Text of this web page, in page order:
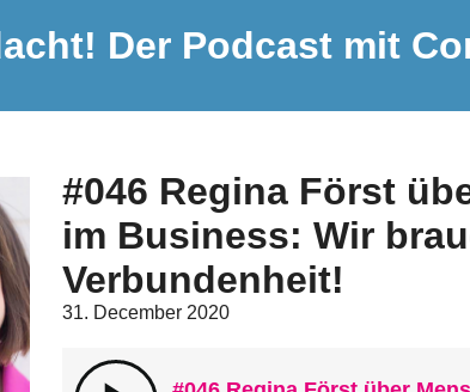
Der Podcast mit
#046 Regina Först
im Business: Wir
Verbundenheit!
31. December 2020